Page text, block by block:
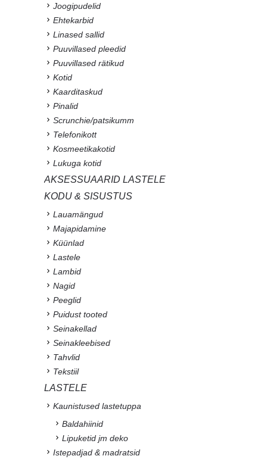
Joogipudelid
Ehtekarbid
Linased sallid
Puuvillased pleedid
Puuvillased rätikud
Kotid
Kaarditaskud
Pinalid
Scrunchie/patsikumm
Telefonikott
Kosmeetikakotid
Lukuga kotid
AKSESSUAARID LASTELE
KODU & SISUSTUS
Lauamängud
Majapidamine
Küünlad
Lastele
Lambid
Nagid
Peeglid
Puidust tooted
Seinakellad
Seinakleebised
Tahvlid
Tekstiil
LASTELE
Kaunistused lastetuppa
Baldahiinid
Lipuketid jm deko
Istepadjad & madratsid